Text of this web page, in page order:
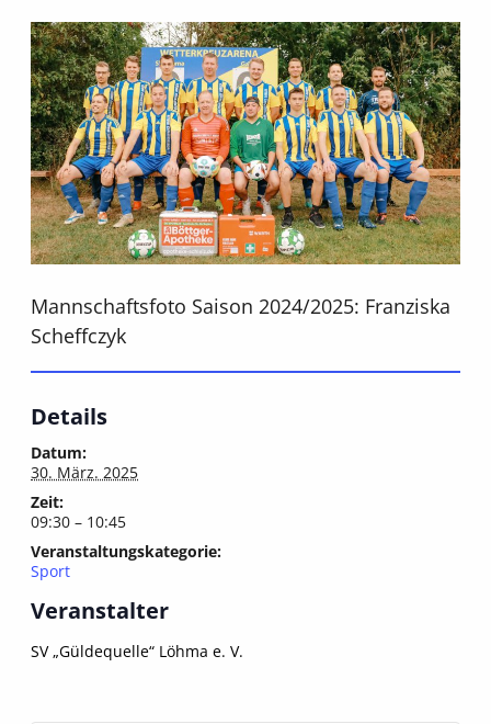
Mannschaftsfoto Saison 2024/2025: Franziska
Scheffczyk
Details
Datum:
30. März. 2025
Zeit:
09:30 – 10:45
Veranstaltungskategorie:
Sport
Veranstalter
SV „Güldequelle“ Löhma e. V.